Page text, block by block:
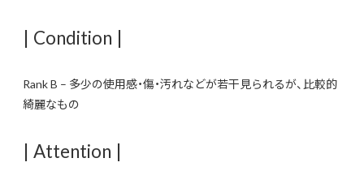
| Condition |
Rank B – 多少の使用感・傷・汚れなどが若干見られるが、比較的
綺麗なもの
| Attention |